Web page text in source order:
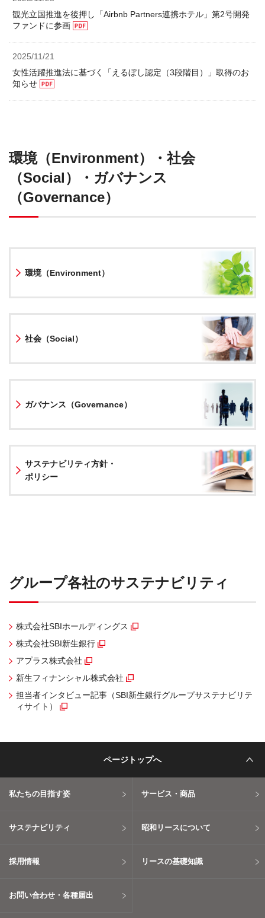
観光立国推進を後押し「Airbnb Partners連携ホテル」第2号開発
ファンドに参画
2025/11/21
女性活躍推進法に基づく「えるぼし認定（3段階目）」取得のお
知らせ
環境（Environment）・社会
（Social）・ガバナンス
（Governance）
環境（Environment）
社会（Social）
ガバナンス（Governance）
サステナビリティ方針・
ポリシー
グループ各社のサステナビリティ
株式会社SBIホールディングス
株式会社SBI新生銀行
アプラス株式会社
新生フィナンシャル株式会社
担当者インタビュー記事（SBI新生銀行グループサステナビリテ
ィサイト）
ページトップへ
私たちの目指す姿 サービス・商品
サステナビリティ 昭和リースについて
採用情報 リースの基礎知識
お問い合わせ・各種届出